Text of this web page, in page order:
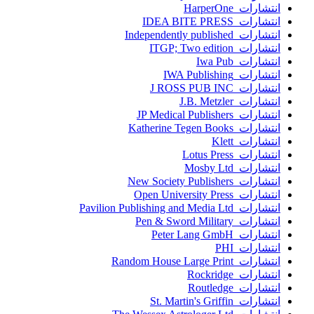
انتشارات HarperOne
انتشارات IDEA BITE PRESS
انتشارات Independently published
انتشارات ITGP; Two edition
انتشارات Iwa Pub
انتشارات IWA Publishing
انتشارات J ROSS PUB INC
انتشارات J.B. Metzler
انتشارات JP Medical Publishers
انتشارات Katherine Tegen Books
انتشارات Klett
انتشارات Lotus Press
انتشارات Mosby Ltd
انتشارات New Society Publishers
انتشارات Open University Press
انتشارات Pavilion Publishing and Media Ltd
انتشارات Pen & Sword Military
انتشارات Peter Lang GmbH
انتشارات PHI
انتشارات Random House Large Print
انتشارات Rockridge
انتشارات Routledge
انتشارات St. Martin's Griffin